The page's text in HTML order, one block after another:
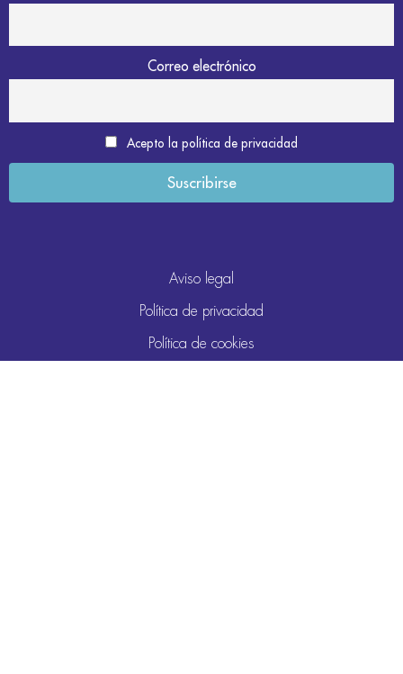
Correo electrónico
Acepto la política de privacidad
Aviso legal
Política de privacidad
Política de cookies